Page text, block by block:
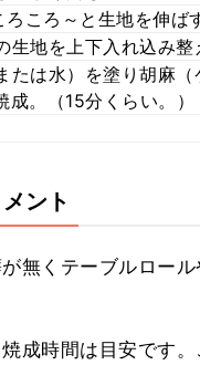
ころ～と生地を伸ば
地を上下入れ込み整
たは水）を塗り胡麻
（15分くらい。）
ント
無くテーブルロー
成時間は目安です